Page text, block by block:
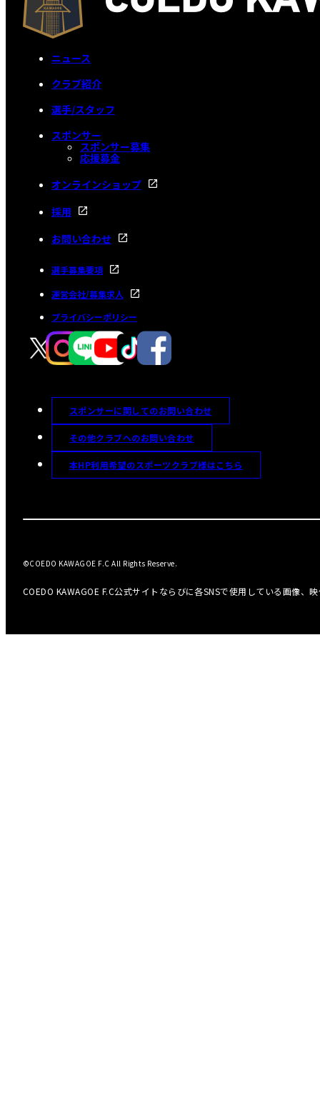
ニュース
クラブ紹介
選手/スタッフ
スポンサー
スポンサー募集
応援募金
オンラインショップ
採用
お問い合わせ
選手募集要項
運営会社/募集求人
プライバシーポリシー
スポンサーに関してのお問い合わせ
その他クラブへのお問い合わせ
本HP利用希望のスポーツクラブ様はこちら
COEDO KAWAGOE F.C公式サイトならびに各SNSで使用している画像、
©COEDO KAWAGOE F.C All Rights Reserve.